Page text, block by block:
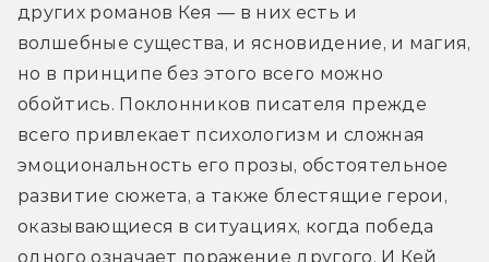
других романов Кея — в них есть и
волшебные существа, и ясновидение, и магия,
но в принципе без этого всего можно
обойтись. Поклонников писателя прежде
всего привлекает психологизм и сложная
эмоциональность его прозы, обстоятельное
развитие сюжета, а также блестящие герои,
оказывающиеся в ситуациях, когда победа
одного означает поражение другого. И Кей